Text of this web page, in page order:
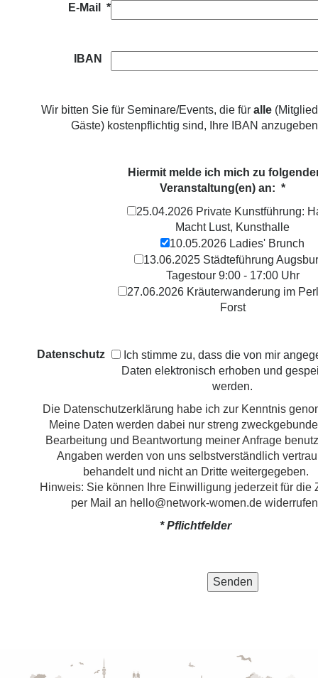
E-Mail *
IBAN
Wir bitten Sie für Seminare/Events, die füralle
Gäste) kostenpflichtig sind, Ihre IBAN
Hiermit melde ich mich zu
Veranstaltung(en) an: *
25.04.2026 Private Kunstführung:
Macht Lust, Kunsthalle
10.05.2026 Ladies' Brunch
13.06.2025 Städteführung
Tagestour 9:00 - 17:00 Uhr
27.06.2026 Kräuterwanderung im
Forst
Datenschutz
Ich stimme zu, dass die von mir
Daten elektronisch erhoben und
werden.
Die Datenschutzerklärung habe ich zur Kenntnis
Meine Daten werden dabei nur streng
Bearbeitung und Beantwortung meiner Anfrage
Angaben werden von uns selbstverständlich
behandelt und nicht an Dritte weitergegeben.
Hinweis: Sie können Ihre Einwilligung jederzeit für die
per Mail an hello@network-women.de
* Pflichtfelder